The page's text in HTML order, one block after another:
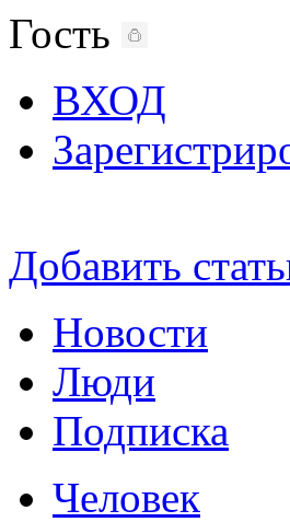
Гость
ВХОД
Добавить
Новости
Люди
Подписка
Человек